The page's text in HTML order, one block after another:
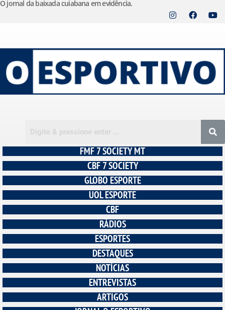
o
conteúdo
O jornal da baixada cuiabana em evidência.
FMF 7 SOCIETY MT
CBF 7 SOCIETY
GLOBO ESPORTE
UOL ESPORTE
CBF
RÁDIOS
ESPORTES
DESTAQUES
NOTÍCIAS
ENTREVISTAS
ARTIGOS